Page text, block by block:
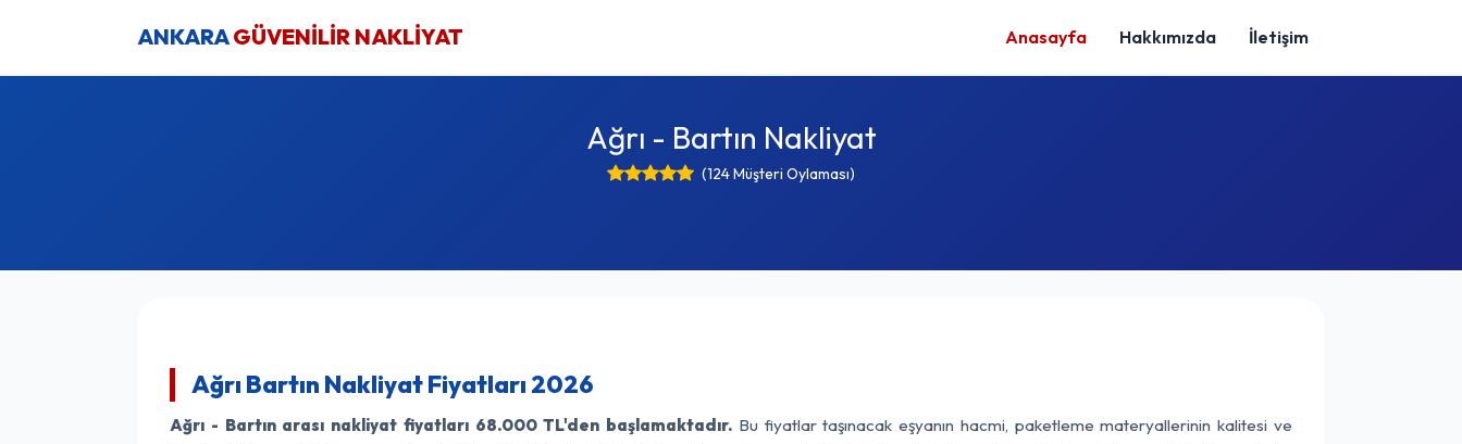
ANKARAGÜVENİLİR NAKLİYAT Anasayfa Hakkımızda İletişim
Ağrı - Bartın Nakliyat
(124 Müşteri Oylaması)
Ağrı Bartın Nakliyat Fiyatları 2026
Ağrı - Bartın arası nakliyat fiyatları 68.000 TL'den başlamaktadır. Bu fiyatlar taşınacak eşyanın hacmi, paketleme materyallerinin kalitesi ve